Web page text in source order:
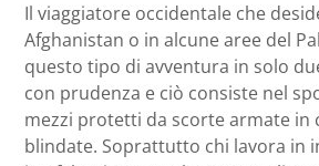
Il viaggiatore occidentale che
Afghanistan o in alcune aree del
questo tipo di avventura in solo
con prudenza e ciò consiste nel
mezzi protetti da scorte armate in
blindate. Soprattutto chi lavora in